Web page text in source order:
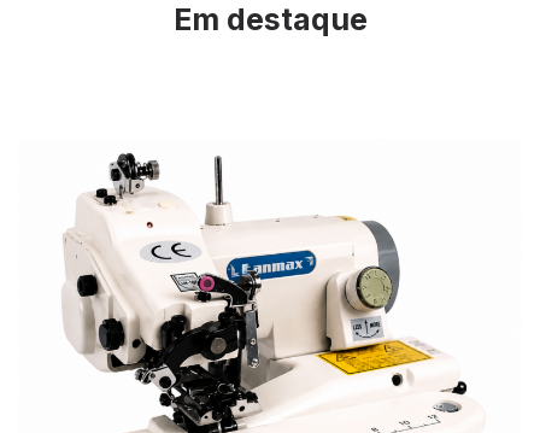
Em destaque